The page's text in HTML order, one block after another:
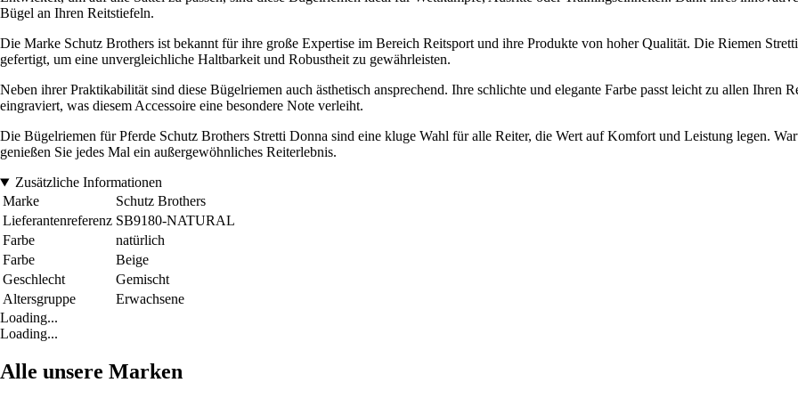
Bügel an Ihren Reitstiefeln.
Die Marke Schutz Brothers ist bekannt für ihre große Expertise im Bereich Reitsport und ihre Produkte von hoher Qualität. Die Riemen
gefertigt, um eine unvergleichliche Haltbarkeit und Robustheit zu gewährleisten.
Neben ihrer Praktikabilität sind diese Bügelriemen auch ästhetisch ansprechend. Ihre schlichte und elegante Farbe passt leicht zu allen Ihren
eingraviert, was diesem Accessoire eine besondere Note verleiht.
Die Bügelriemen für Pferde Schutz Brothers Stretti Donna sind eine kluge Wahl für alle Reiter, die Wert auf Komfort und Leistung legen.
genießen Sie jedes Mal ein außergewöhnliches Reiterlebnis.
Zusätzliche Informationen
Marke
Schutz Brothers
Lieferantenreferenz SB9180-NATURAL
Farbe
natürlich
Farbe
Beige
Geschlecht
Gemischt
Altersgruppe
Erwachsene
Loading...
Loading...
Alle unsere Marken